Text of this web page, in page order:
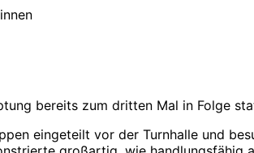
bereits zum dritten Mal in Folge
eingeteilt vor der Turnhalle und